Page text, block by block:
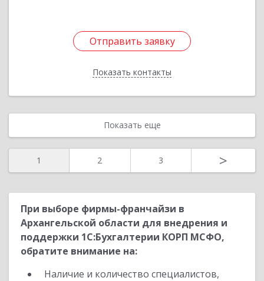
Отправить заявку
Показать контакты
Отправить заявку
Назад
Показать еще
1 2 3 >
При выборе фирмы-франчайзи в
Архангельской области для внедрения и
поддержки 1С:Бухгалтерии КОРП МСФО,
обратите внимание на:
Наличие и количество специалистов,